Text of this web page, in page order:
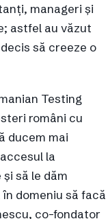
manageri și
astfel au văzut
să creeze o
Testing
români cu
ducem mai
la
să le dăm
domeniu să facă
co-fondator